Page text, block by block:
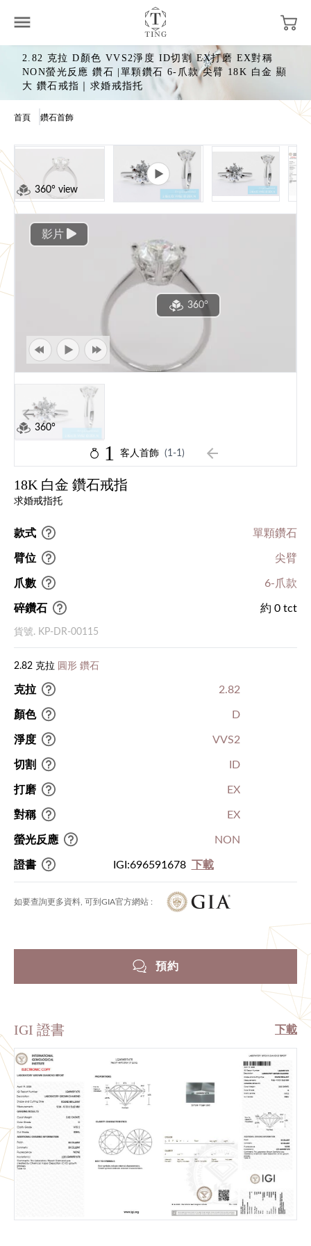
2.82 克拉 D顏色 VVS2淨度 ID切割 EX打磨 EX對稱
NON螢光反應 鑽石 |單顆鑽石 6-爪款 尖臂 18K 白金 顯
大 鑽石戒指｜求婚戒指托
首頁 鑽石首飾
360° view
影片
360°
360°
1 客人首飾 (1-1)
18K 白金 鑽石戒指
求婚戒指托
款式 單顆鑽石
臂位 尖臂
爪數 6-爪款
碎鑽石 約 0 tct
貨號. KP-DR-00115
2.82 克拉 圓形 鑽石
克拉 2.82
顏色 D
淨度 VVS2
切割 ID
打磨 EX
對稱 EX
螢光反應 NON
證書 IGI:696591678 下載
如要查詢更多資料, 可到GIA官方網站 :
預約
IGI 證書 下載